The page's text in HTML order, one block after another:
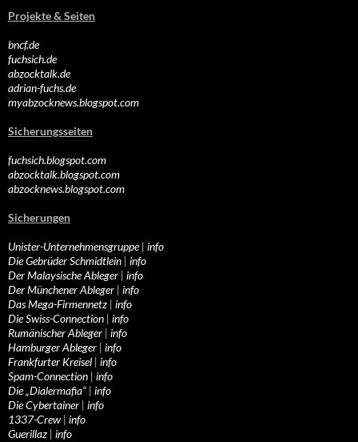
Projekte & Seiten
bncf.de
fuchsich.de
abzocktalk.de
adrian-fuchs.de
myabzocknews.blogspot.com
Sicherungsseiten
fuchsich.blogspot.com
abzocktalk.blogspot.com
abzocknews.blogspot.com
Sicherungen
Unister-Unternehmensgruppe| info
Die Gebrüder Schmidtlein | info
Der Malaysische Ableger | info
Der Münchener Ableger | info
Das Mega-Firmennetz | info
Die Swiss-Connection | info
Rumänischer Ableger | info
Hamburger Ableger | info
Frankfurter Kreisel | info
Spam-Connection | info
Die „Dialermafia“ | info
Die Cybertainer | info
1337-Crew | info
Guerillaz | info